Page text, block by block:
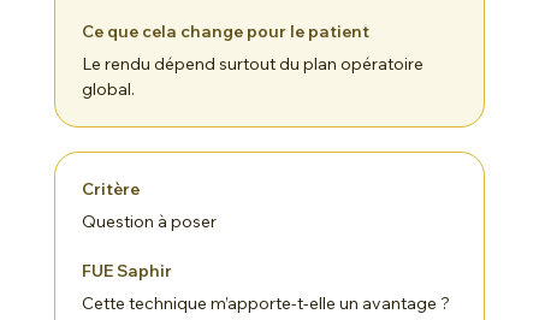
Le rendu dépend surtout du plan opératoire
global.
Question à poser
Cette technique m’apporte-t-elle un avantage ?